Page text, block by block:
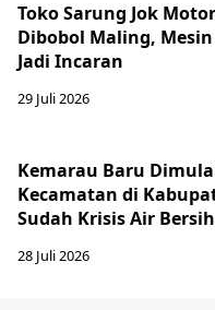
Toko Sarung Jok
Dibobol Maling,
Jadi Incaran
29 Juli 2026
Kemarau Baru
Kecamatan di
Sudah Krisis Air Bersih
28 Juli 2026